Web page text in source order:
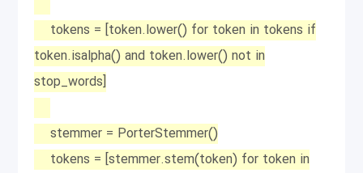
tokens = [token.lower() for token in tokens if
token.isalpha() and token.lower() not in
stop_words]
stemmer = PorterStemmer()
tokens = [stemmer.stem(token) for token in